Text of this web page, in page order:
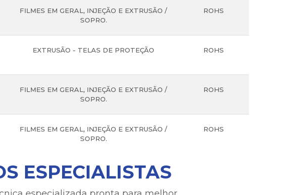
FILMES EM GERAL, INJEÇÃO E EXTRUSÃO /
SOPRO.
ROHS
EXTRUSÃO - TELAS DE PROTEÇÃO ROHS
FILMES EM GERAL, INJEÇÃO E EXTRUSÃO /
SOPRO.
ROHS
FILMES EM GERAL, INJEÇÃO E EXTRUSÃO /
SOPRO.
ROHS
ESPECIALISTAS